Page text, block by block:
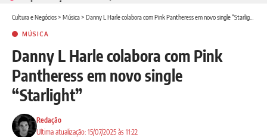
Cultura e Negócios> Música> Danny L Harle colabora com Pink Pantheress em novo single “Starlight”
MÚSICA
Danny L Harle colabora com Pink
Pantheress em novo single
“Starlight”
Ultima atualização: 15/07/2025 às 11:22
Redação